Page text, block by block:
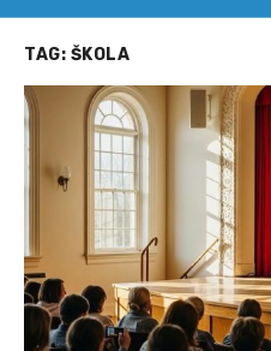
TAG: ŠKOLA